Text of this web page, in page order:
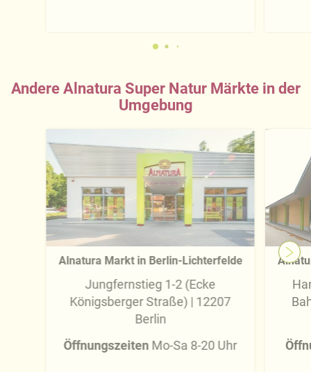
Andere Alnatura Super Natur Märkte in der
Umgebung
Alnatura Markt in Berlin-Lichterfelde
Jungfernstieg 1-2 (Ecke
Königsberger Straße) | 12207
Berlin
Öffnungszeiten Mo-Sa 8-20 Uhr